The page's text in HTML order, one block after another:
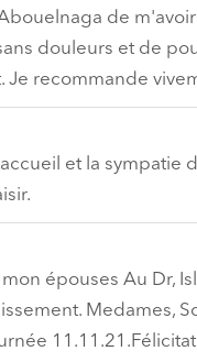
de
douleurs et de
Je recommande
et la sympatie
épouses Au Dr,
Medames,